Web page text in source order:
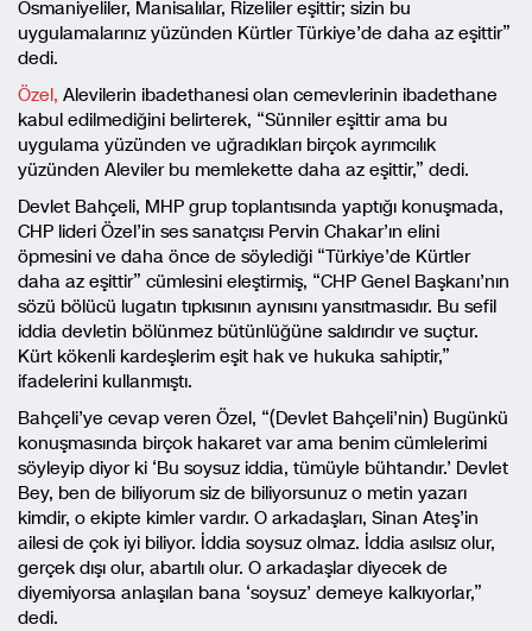
Osmaniyeliler, Manisalılar, Rizeliler eşittir; sizin bu
uygulamalarınız yüzünden Kürtler Türkiye’de daha az eşittir”
dedi.
Özel, Alevilerin ibadethanesi olan cemevlerinin ibadethane
kabul edilmediğini belirterek, “Sünniler eşittir ama bu
uygulama yüzünden ve uğradıkları birçok ayrımcılık
yüzünden Aleviler bu memlekette daha az eşittir,” dedi.
Devlet Bahçeli, MHP grup toplantısında yaptığı konuşmada,
CHP lideri Özel’in ses sanatçısı Pervin Chakar’ın elini
öpmesini ve daha önce de söylediği “Türkiye’de Kürtler
daha az eşittir” cümlesini eleştirmiş, “CHP Genel Başkanı’nın
sözü bölücü lugatın tıpkısının aynısını yansıtmasıdır. Bu sefil
iddia devletin bölünmez bütünlüğüne saldırıdır ve suçtur.
Kürt kökenli kardeşlerim eşit hak ve hukuka sahiptir,”
ifadelerini kullanmıştı.
Bahçeli’ye cevap veren Özel, “(Devlet Bahçeli’nin) Bugünkü
konuşmasında birçok hakaret var ama benim cümlelerimi
söyleyip diyor ki ‘Bu soysuz iddia, tümüyle bühtandır.’ Devlet
Bey, ben de biliyorum siz de biliyorsunuz o metin yazarı
kimdir, o ekipte kimler vardır. O arkadaşları, Sinan Ateş’in
ailesi de çok iyi biliyor. İddia soysuz olmaz. İddia asılsız olur,
gerçek dışı olur, abartılı olur. O arkadaşlar diyecek de
diyemiyorsa anlaşılan bana ‘soysuz’ demeye kalkıyorlar,”
dedi.